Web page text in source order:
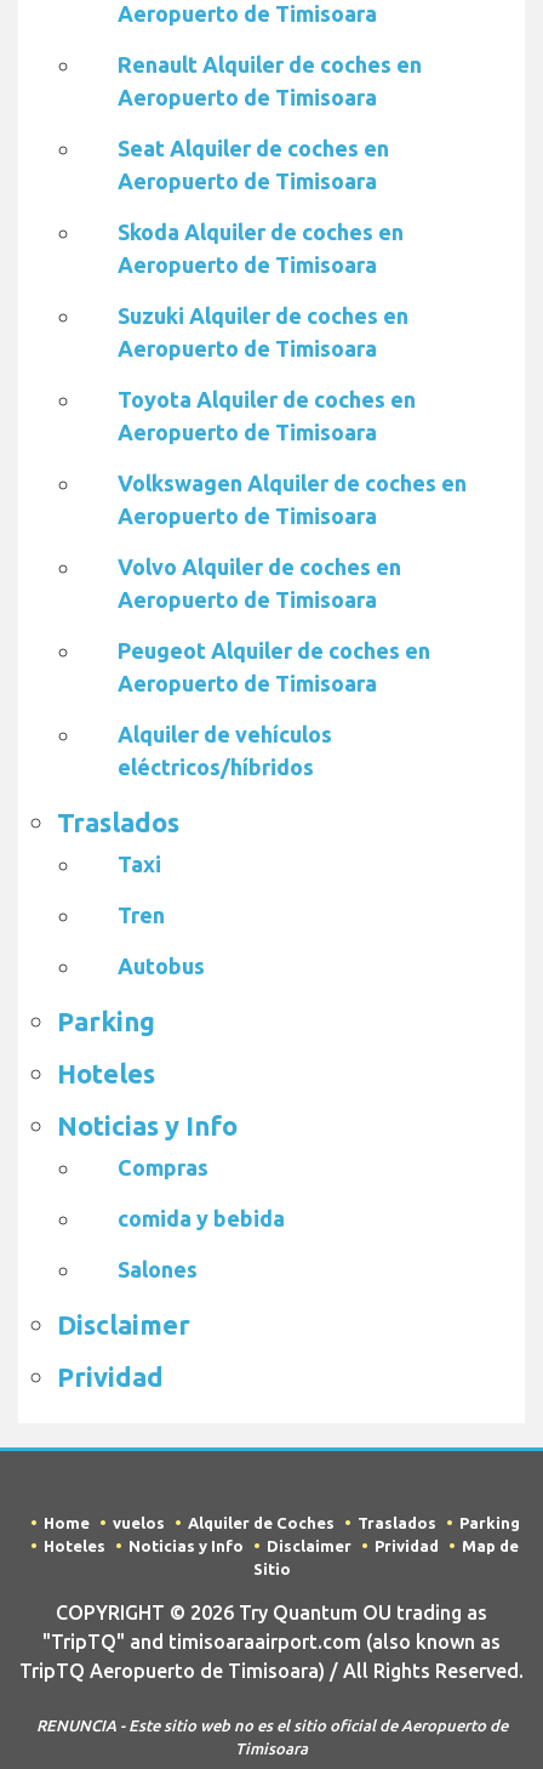
Aeropuerto de Timisoara
Renault Alquiler de coches en
Aeropuerto de Timisoara
Seat Alquiler de coches en
Aeropuerto de Timisoara
Skoda Alquiler de coches en
Aeropuerto de Timisoara
Suzuki Alquiler de coches en
Aeropuerto de Timisoara
Toyota Alquiler de coches en
Aeropuerto de Timisoara
Volkswagen Alquiler de coches en
Aeropuerto de Timisoara
Volvo Alquiler de coches en
Aeropuerto de Timisoara
Peugeot Alquiler de coches en
Aeropuerto de Timisoara
Alquiler de vehículos
eléctricos/híbridos
Traslados
Taxi
Tren
Autobus
Parking
Hoteles
Noticias y Info
Compras
comida y bebida
Salones
Disclaimer
Prividad
Home vuelos Alquiler de Coches Traslados
Parking
Hoteles
Noticias y Info Disclaimer Prividad
Map de
Sitio
COPYRIGHT © 2026 Try Quantum OU trading as
"TripTQ" and timisoaraairport.com (also known as
TripTQ Aeropuerto de Timisoara) / All Rights Reserved.
RENUNCIA - Este sitio web no es el sitio oficial de Aeropuerto de
Timisoara